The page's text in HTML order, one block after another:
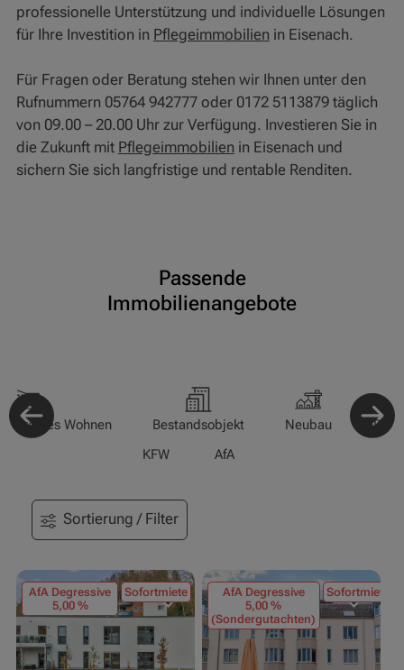
professionelle Unterstützung und individuelle Lösungen
für Ihre Investition in Pflegeimmobilien in Eisenach.
Für Fragen oder Beratung stehen wir Ihnen unter den
Rufnummern 05764 942777 oder 0172 5113879 täglich
von 09.00 – 20.00 Uhr zur Verfügung. Investieren Sie in
die Zukunft mit Pflegeimmobilien in Eisenach und
sichern Sie sich langfristige und rentable Renditen.
Passende
Immobilienangebote
Wohnen Bestandsobjekt Neubau
KFW
AfA
Sortierung / Filter
AfA Degressive
5,00 %
Sofortmiete
AfA Degressive
5,00 %
(Sondergutachten)
Sofortmiete